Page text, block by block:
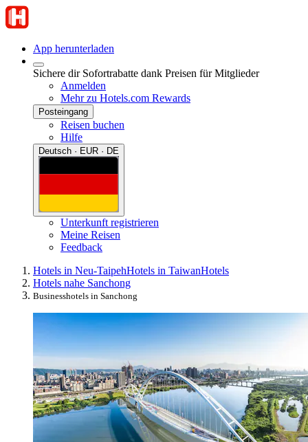
App herunterladen
Sichere dir Sofortrabatte dank Preisen für Mitglieder
Anmelden
Mehr zu Hotels.com Rewards
Posteingang
Reisen buchen
Hilfe
Deutsch · EUR · DE
Unterkunft registrieren
Meine Reisen
Feedback
Hotels in Neu-TaipehHotels in TaiwanHotels
Hotels nahe Sanchong
Businesshotels in Sanchong